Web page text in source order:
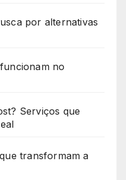
por alternativas
no
Serviços que
transformam a